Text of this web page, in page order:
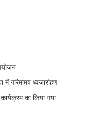
गरिमामय ध्वजारोहण
का किया गया